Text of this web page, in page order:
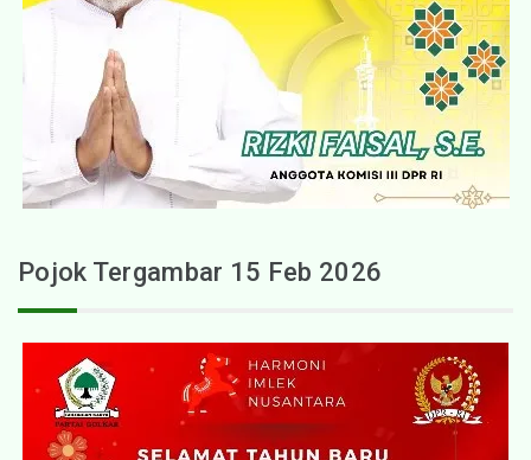
Pojok Tergambar 15 Feb 2026